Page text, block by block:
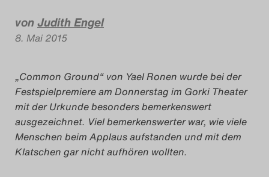
Das Theatertreffen-Blog
Das Theatertreffen-Blog
2018
Das Theatertreffen-Blog
2018 Alumni
vonJudith Engel
8. Mai 2015
„Common Ground“ von Yael Ronen wurde bei der
Festspielpremiere am Donnerstag im Gorki Theater
mit der Urkunde besonders bemerkenswert
ausgezeichnet. Viel bemerkenswerter war, wie viele
Menschen beim Applaus aufstanden und mit dem
Klatschen gar nicht aufhören wollten.